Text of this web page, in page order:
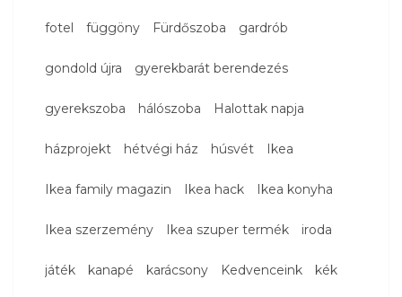
fotel függöny Fürdőszoba gardrób
gondold újra gyerekbarát berendezés
gyerekszoba hálószoba Halottak napja
házprojekt hétvégi ház húsvét Ikea
Ikea family magazin Ikea hack Ikea konyha
Ikea szerzemény Ikea szuper termék iroda
játék kanapé karácsony Kedvenceink kék